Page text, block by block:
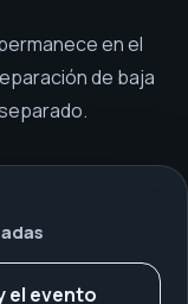
en el
de baja
el evento